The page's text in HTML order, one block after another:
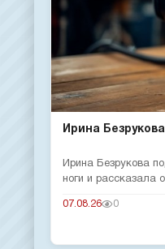
Ирина
Ирина Безрукова
ноги и рассказала
07.08.26 0